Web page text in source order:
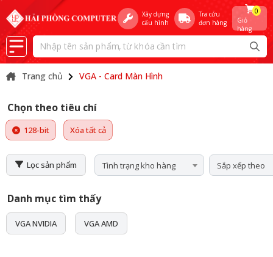
Xây dựng
cấu hình
Tra cứu
đơn hàng
Giỏ
hàng
0
Trang chủ VGA - Card Màn Hình
Chọn theo tiêu chí
128-bit Xóa tất cả
Lọc sản phẩm Tình trạng kho hàng Sắp xếp theo
Danh mục tìm thấy
VGA NVIDIA VGA AMD